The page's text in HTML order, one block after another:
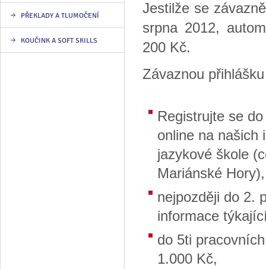
PŘEKLADY A TLUMOČENÍ
KOUČINK A SOFT SKILLS
Jestilže se
srpna 2012,
200 Kč.
Závaznou
Registrujte se
online na našich
jazykové škole
Mariánské Hory),
nejpozději do 2.
informace
do 5ti
1.000 Kč,